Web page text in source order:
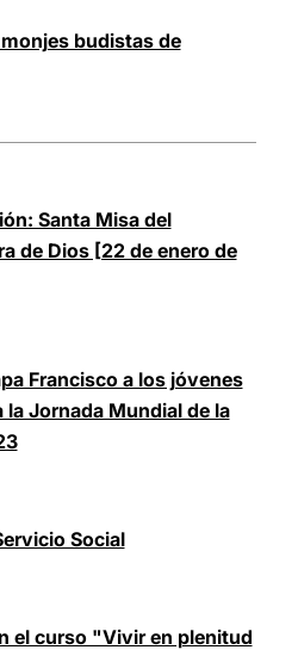
budistas de
Santa Misa del
de Dios [22 de enero de
Francisco a los jóvenes
la Jornada Mundial de la
Social
el curso "Vivir en plenitud